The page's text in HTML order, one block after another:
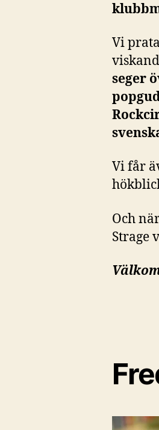
Vi
seger
Vi får
Och
Strage